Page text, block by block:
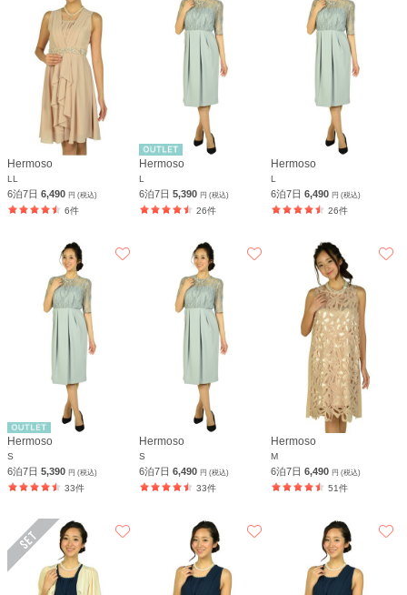
Hermoso
LL
6泊7日 6,490 円 (税込)
6件
Hermoso
L
6泊7日5,390円 (税込)
26件
Hermoso
L
6泊7日6,490円 (税込)
26件
Hermoso
S
6泊7日 5,390 円 (税込)
33件
Hermoso
S
6泊7日6,490円 (税込)
33件
Hermoso
M
6泊7日6,490円 (税込)
51件